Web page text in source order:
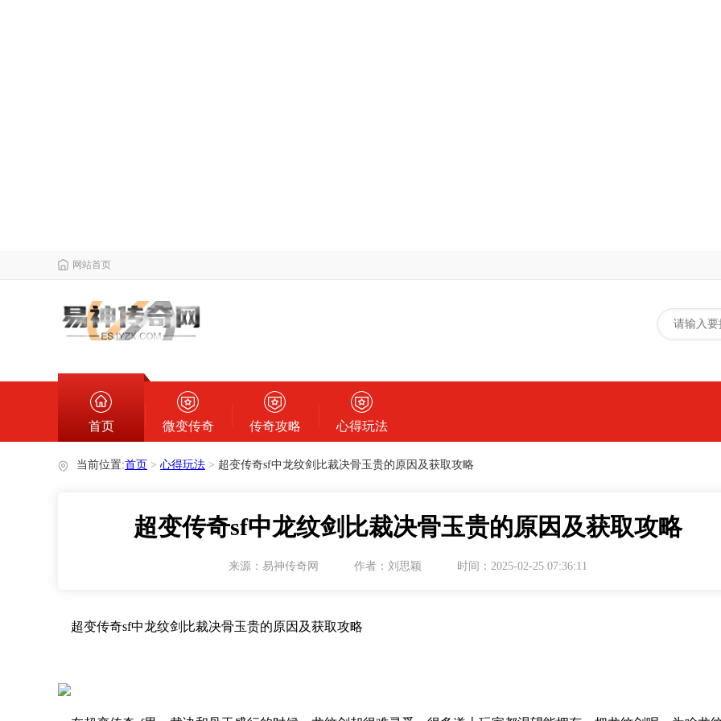
网站首页
栏目导航
心得玩法
首页 微变传奇 传奇攻略 心得玩法
当前位置:首页 > 心得玩法 > 超变传奇sf中龙纹剑比裁决骨玉贵的原因及获取攻略
超变传奇sf中龙纹剑比裁决骨玉贵的原因及获取攻略
来源：易神传奇网 作者：刘思颖 时间：2025-02-25 07:36:11
超变传奇sf中龙纹剑比裁决骨玉贵的原因及获取攻略